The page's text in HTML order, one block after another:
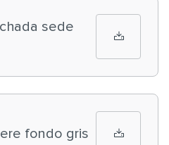
sede
fondo gris